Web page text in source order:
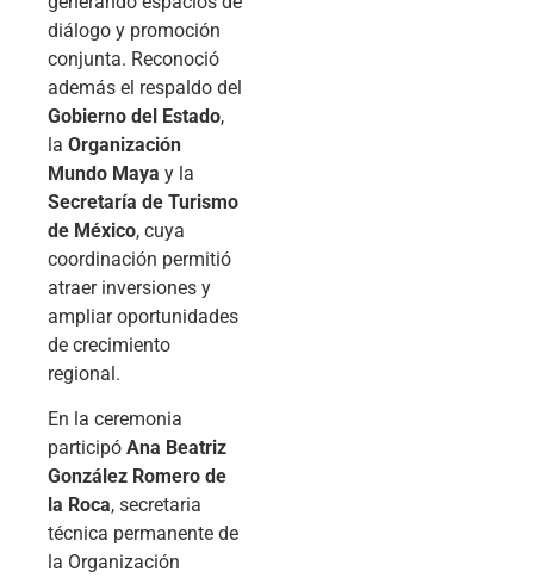
diálogo y promoción
conjunta. Reconoció
además el respaldo del
Gobierno del Estado,
la Organización
Mundo Maya y la
Secretaría de Turismo
de México, cuya
coordinación permitió
atraer inversiones y
ampliar oportunidades
de crecimiento
regional.
En la ceremonia
participó Ana Beatriz
González Romero de
la Roca, secretaria
técnica permanente de
la Organización